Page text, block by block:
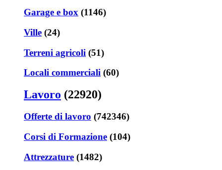
Garage e box (1146)
Ville (24)
Terreni agricoli (51)
Locali commerciali (60)
Lavoro (22920)
Offerte di lavoro (742346)
Corsi di Formazione (104)
Attrezzature (1482)